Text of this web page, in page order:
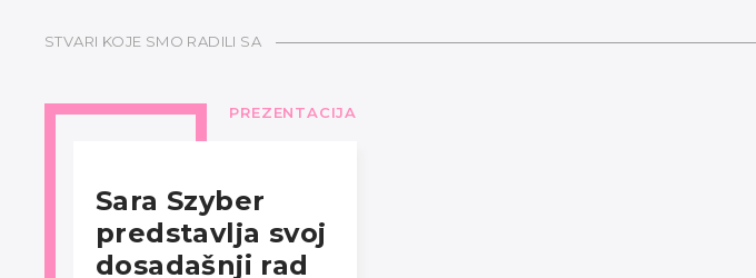
STVARI KOJE SMO RADILI SA
PREZENTACIJA
Sara Szyber
predstavlja svoj
dosadašnji rad